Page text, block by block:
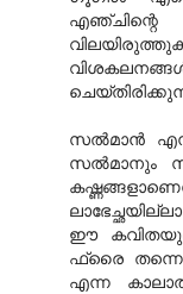
സല്‍മാന്‍
സല്‍മാനും
ഈ
ഫ്രൈ തന്നെ,
എന്ന